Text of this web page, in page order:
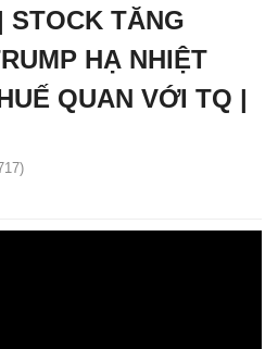
TĂNG
HẠ NHIỆT
QUAN VỚI TQ |